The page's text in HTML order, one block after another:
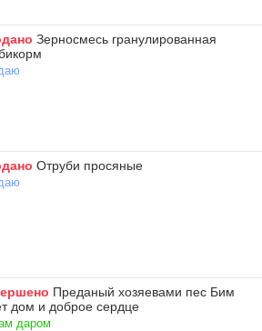
Зерносмесь гранулированная
Отруби просяные
Преданый хозяевами пес Бим
дом и доброе сердце
даром